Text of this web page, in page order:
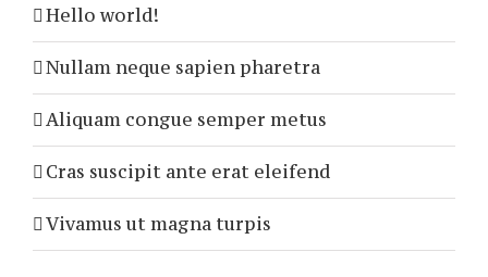
Hello world!
Nullam neque sapien pharetra
Aliquam congue semper metus
Cras suscipit ante erat eleifend
Vivamus ut magna turpis